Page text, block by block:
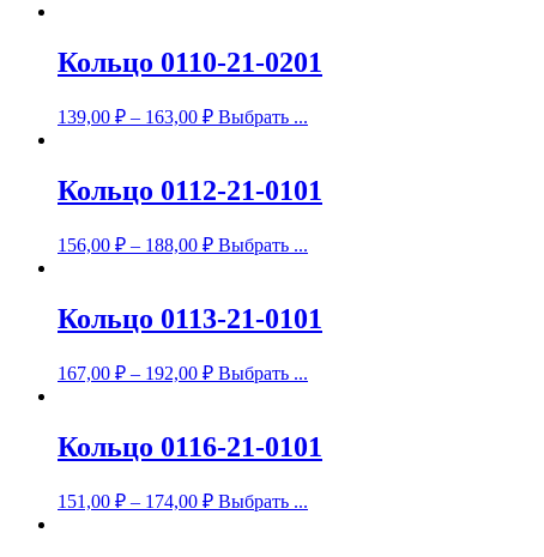
Кольцо 0110-21-0201
139,00 ₽ – 163,00 ₽ Выбрать ...
Кольцо 0112-21-0101
156,00 ₽ – 188,00 ₽ Выбрать ...
Кольцо 0113-21-0101
167,00 ₽ – 192,00 ₽ Выбрать ...
Кольцо 0116-21-0101
151,00 ₽ – 174,00 ₽ Выбрать ...